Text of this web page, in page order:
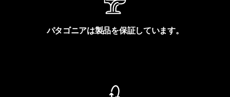
パタゴニアは製品を保証しています。